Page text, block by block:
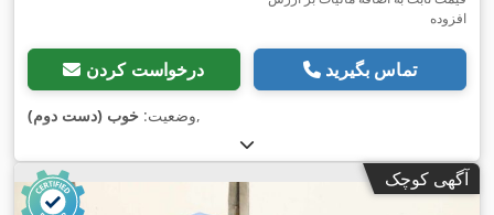
افزوده
درخواست کردن تماس بگیرید
وضعیت: خوب (دست دوم) ,
آگهی کوچک